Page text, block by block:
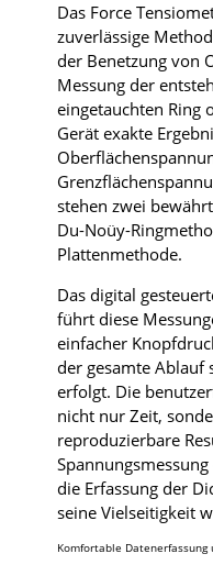
Das Force
zuverlässige
der Benetzung von
Messung der
eingetauchten Ring
Gerät exakte
stehen zwei
Du-Noüy-
Plattenmethode.
Das digital
führt diese
einfacher
der gesamte
erfolgt. Die
nicht nur Zeit,
reproduzierbare
die Erfassung der
seine Vielseitigkeit
Komfortable